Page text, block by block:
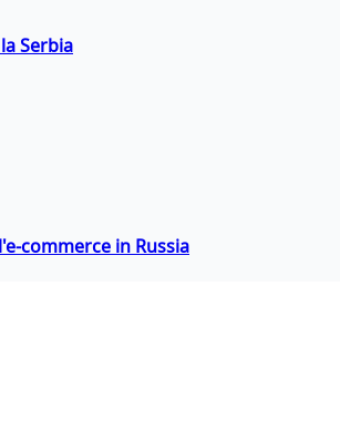
Serbia
commerce in Russia